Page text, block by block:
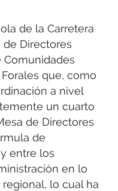
de la Carretera
Directores
Comunidades
que, como
a nivel
un cuarto
de Directores
de
entre los
en lo
lo cual ha